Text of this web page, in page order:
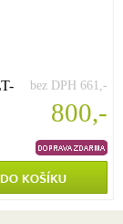
bez DPH 661,-
800,-